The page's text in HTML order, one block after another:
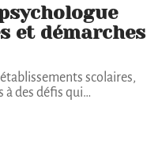
et démarches
scolaires,
à des défis qui…